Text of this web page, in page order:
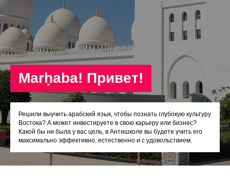
Marḥaba! Привет!
Решили выучить арабский язык, чтобы познать глубокую культуру
Востока? А может инвестируете в свою карьеру или бизнес?
Какой бы ни была у вас цель, в Антишколе вы будете учить его
максимально эффективно, естественно и с удовольствием.